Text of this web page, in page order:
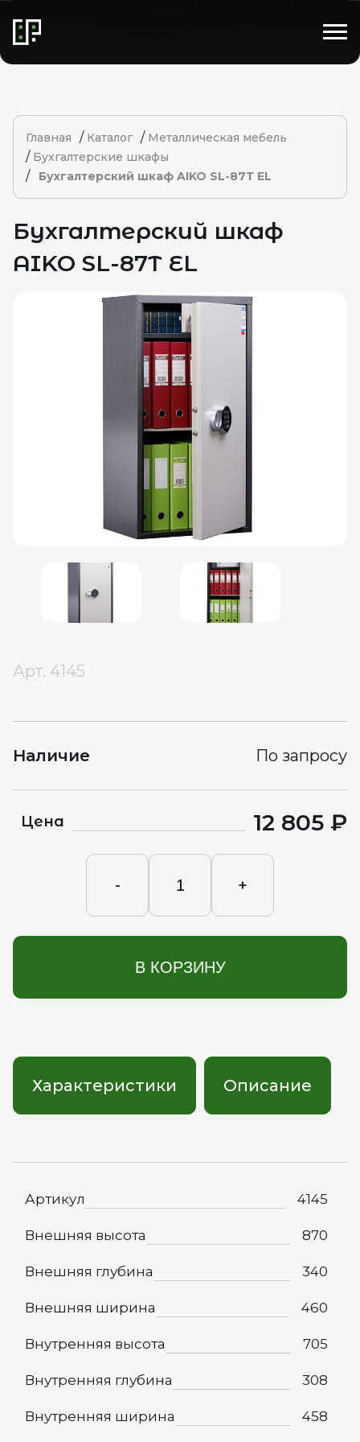
Главная / Каталог / Металлическая мебель
/ Бухгалтерские шкафы
/ Бухгалтерский шкаф AIKO SL-87Т EL
Бухгалтерский шкаф
AIKO SL-87Т EL
Арт. 4145
Наличие По запросу
Цена 12 805 ₽
- +
В КОРЗИНУ
Характеристики Описание
Артикул 4145
Внешняя высота 870
Внешняя глубина 340
Внешняя ширина 460
Внутренняя высота 705
Внутренняя глубина 308
Внутренняя ширина 458